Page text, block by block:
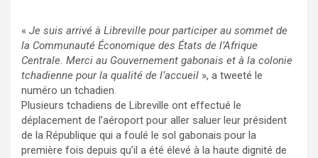
« Je suis arrivé à Libreville pour participer au sommet de
la Communauté Économique des États de l’Afrique
Centrale. Merci au Gouvernement gabonais et à la colonie
tchadienne pour la qualité de l’accueil », a tweeté le
numéro un tchadien.
Plusieurs tchadiens de Libreville ont effectué le
déplacement de l’aéroport pour aller saluer leur président
de la République qui a foulé le sol gabonais pour la
première fois depuis qu’il a été élevé à la haute dignité de